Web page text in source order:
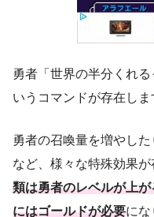
勇者「世界の半分くれ
いうコマンドが存在しま
勇者の召喚量を増やし
など、様々な特殊効果が
類は勇者のレベルが上
にはゴールドが必要にな